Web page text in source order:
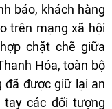
báo, khách hàng
trên mạng xã hội
chặt chẽ giữa
Hóa, toàn bộ
đã được giữ lại an
tay các đối tượng